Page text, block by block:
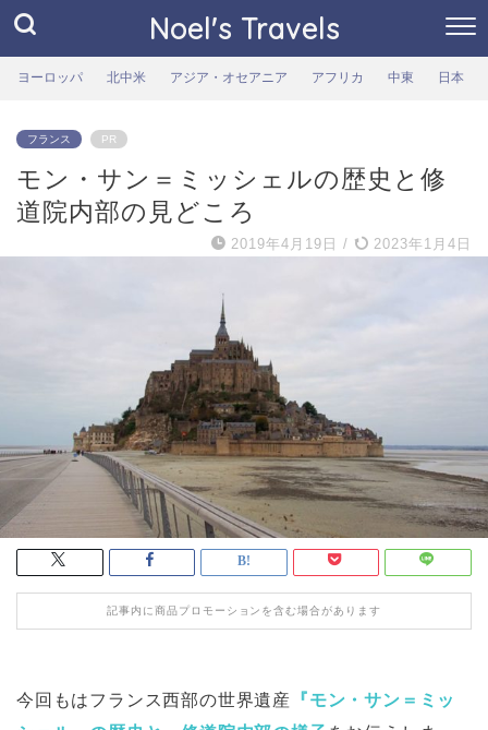
Noel's Travels
ヨーロッパ 北中米 アジア・オセアニア アフリカ 中東 日本
フランス PR
モン・サン＝ミッシェルの歴史と修
道院内部の見どころ
2019年4月19日 / 2023年1月4日
記事内に商品プロモーションを含む場合があります
今回もはフランス西部の世界遺産
『モン・サン＝ミッ